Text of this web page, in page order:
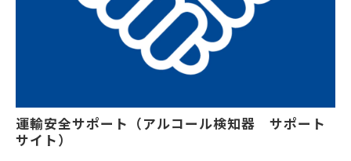
運輸安全サポート（アルコール検知器　サポート
サイト）